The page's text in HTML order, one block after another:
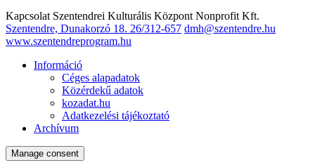
Kapcsolat Szentendrei Kulturális Központ Nonprofit Kft.
Szentendre, Dunakorzó 18. 26/312-657 dmh@szentendre.hu
www.szentendreprogram.hu
Információ
Céges alapadatok
Közérdekű adatok
kozadat.hu
Adatkezelési tájékoztató
Archívum
Manage consent